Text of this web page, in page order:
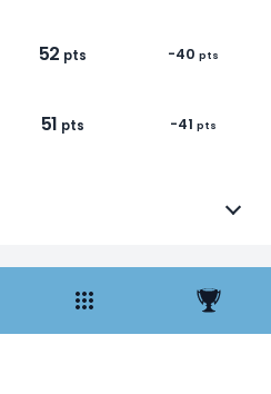
52 pts -40 pts
51 pts -41 pts